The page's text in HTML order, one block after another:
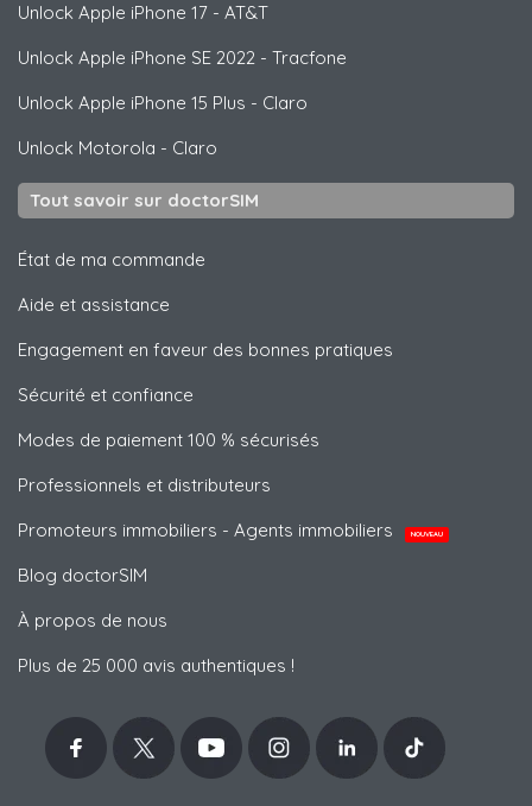
Unlock Apple iPhone 17 - AT&T
Unlock Apple iPhone SE 2022 - Tracfone
Unlock Apple iPhone 15 Plus - Claro
Unlock Motorola - Claro
Tout savoir sur doctorSIM
État de ma commande
Aide et assistance
Engagement en faveur des bonnes pratiques
Sécurité et confiance
Modes de paiement 100 % sécurisés
Professionnels et distributeurs
Promoteurs immobiliers - Agents immobiliers
NOUVEAU
Blog doctorSIM
À propos de nous
Plus de 25 000 avis authentiques !